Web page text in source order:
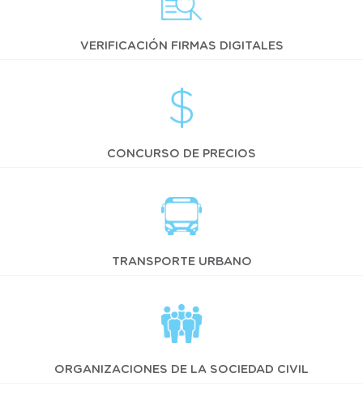
VERIFICACIÓN FIRMAS DIGITALES
CONCURSO DE PRECIOS
TRANSPORTE URBANO
ORGANIZACIONES DE LA SOCIEDAD CIVIL